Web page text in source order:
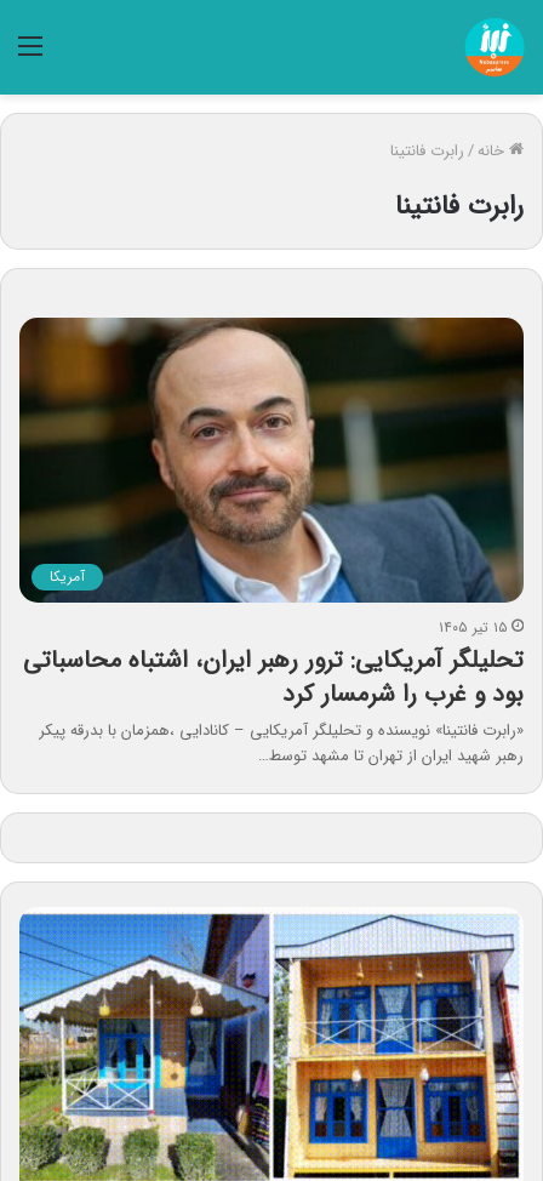
خانه/رابرت فانتینا
رابرت فانتینا
آمریکا
۱۵ تیر ۱۴۰۵
تحلیلگر آمریکایی: ترور رهبر ایران، اشتباه محاسباتی
بود و غرب را شرمسار کرد
«رابرت فانتینا» نویسنده و تحلیلگر آمریکایی – کانادایی ،همزمان با بدرقه پیکر
رهبر شهید ایران از تهران تا مشهد توسط…